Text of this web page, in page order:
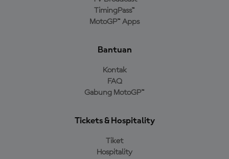
TimingPass™
MotoGP™ Apps
Bantuan
Kontak
FAQ
Gabung MotoGP™
Tickets & Hospitality
Tiket
Hospitality